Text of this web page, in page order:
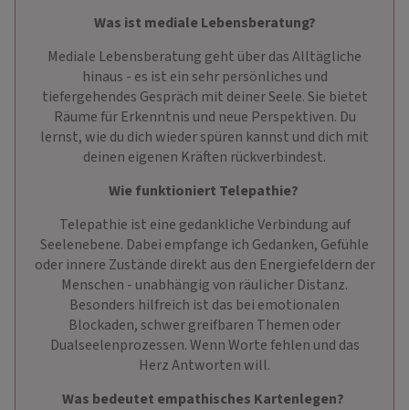
Was ist mediale Lebensberatung?
Mediale Lebensberatung geht über das Alltägliche
hinaus - es ist ein sehr persönliches und
tiefergehendes Gespräch mit deiner Seele. Sie bietet
Räume für Erkenntnis und neue Perspektiven. Du
lernst, wie du dich wieder spüren kannst und dich mit
deinen eigenen Kräften rückverbindest.
Wie funktioniert Telepathie?
Telepathie ist eine gedankliche Verbindung auf
Seelenebene. Dabei empfange ich Gedanken, Gefühle
oder innere Zustände direkt aus den Energiefeldern der
Menschen - unabhängig von räulicher Distanz.
Besonders hilfreich ist das bei emotionalen
Blockaden, schwer greifbaren Themen oder
Dualseelenprozessen. Wenn Worte fehlen und das
Herz Antworten will.
Was bedeutet empathisches Kartenlegen?